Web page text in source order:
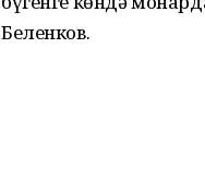
Беленков.